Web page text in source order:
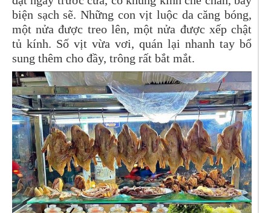
biện sạch sẽ. Những con vịt luộc da căng bóng,
một nửa được treo lên, một nửa được xếp chật
tủ kính. Số vịt vừa vơi, quán lại nhanh tay bổ
sung thêm cho đầy, trông rất bắt mắt.